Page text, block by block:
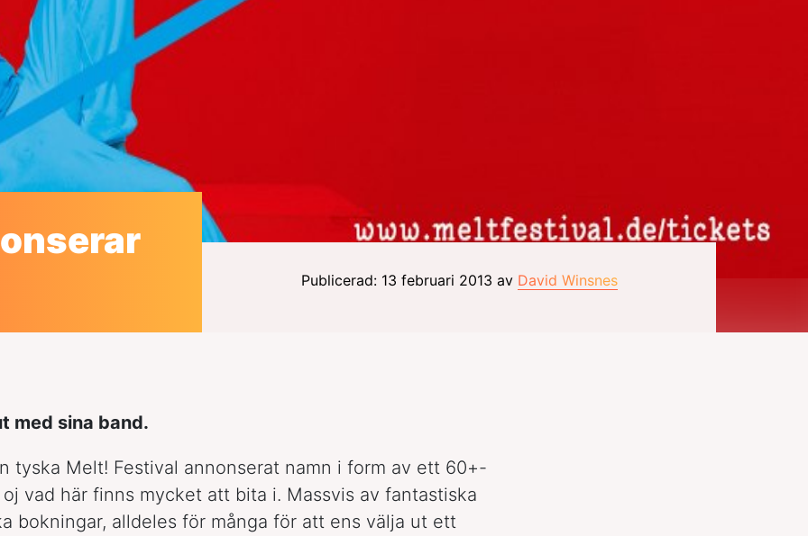
Publicerad: 13 februari 2013 av David Winsnes
med sina band.
tyska Melt! Festival annonserat namn i form av ett 60+-
vad här finns mycket att bita i. Massvis av fantastiska
bokningar, alldeles för många för att ens välja ut ett